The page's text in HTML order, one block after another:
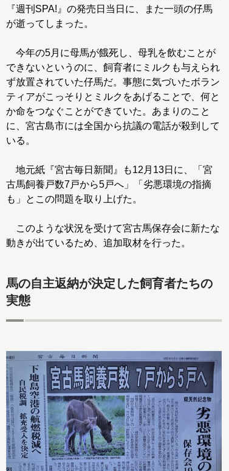
『週刊SPA!』の発売日当日に、また一頭の仔馬
が逝ってしまった。
今年の5月に母馬が餓死し、母乳を飲むことが
できないというのに、飼育者にミルクも与えられ
ず放置されていた仔馬だ。事態に気づいたボラン
ティアがこっそりとミルクをあげることで、何と
か命をつなぐことができていた。あまりのこと
に、宮古島市には全国から抗議の電話が殺到して
いる。
地元紙『宮古毎日新聞』も12月13日に、「宮
古馬飼養戸数7戸から5戸へ」「劣悪環境の指摘
も」とこの問題を取り上げた。
このような状況を受けて宮古馬保存会に新たな
動きが出ているため、追加取材を行った。
馬の自主返納が決定した飼育者たちの
実態